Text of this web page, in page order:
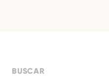
BUSCAR